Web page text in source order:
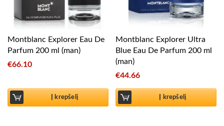
Montblanc Explorer Eau De
Parfum 200 ml (man)
€66.10
Į krepšelį
Montblanc Explorer Ultra
Blue Eau De Parfum 200 ml
(man)
€44.66
Į krepšelį